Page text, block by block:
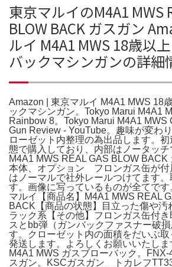
東京マルイのM4A1 MWS
BLOW BACK ガスガン
ルイ M4A1 MWS 18歳以
バックマシンガンの詳細
Amazon | 東京マルイ M4A1 MWS 18
ックマシンガン。Tokyo Marui M4A1
Rainbow 8。Tokyo Marui M4A1 MWS
Gun Review - YouTube。趣味が変わ
ローゼット内整理の為出品します。
態で購入しており、内部はノータッ
M4A1 MWS REAL GAS BLOW BACK
本体、オプション フロンガス缶が付
はノーマルで社外レールつけてます
す。画像に写っているものが全てで
マルイ【商品名】M4A1 MWS REAL
BACK【商品の状態】目立った傷や汚
ラック系【その他】フロンガス缶付
スとbb弾（ガンバックファスナー破
す。クローゼット内の面積をだいぶ
発送します。よろしくお願いいたしま
M4A1 MWS ガスブローバック。
スガン。KSCガスガン トカレフ